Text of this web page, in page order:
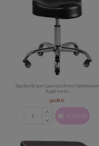
Sgabello per parrucchieri Gabbiano
A450 nero
50,08 €
Acquista